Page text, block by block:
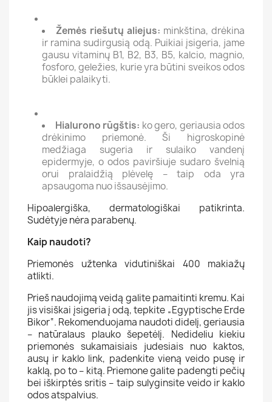
Žemės riešutų aliejus: minkština, drėkina
ir ramina sudirgusią odą. Puikiai įsigeria, jame
gausu vitaminų B1, B2, B3, B5, kalcio, magnio,
fosforo, geležies, kurie yra būtini sveikos odos
būklei palaikyti.
Hialurono rūgštis: ko gero, geriausia odos
drėkinimo priemonė. Ši higroskopinė
medžiaga sugeria ir sulaiko vandenį
epidermyje, o odos paviršiuje sudaro švelnią
orui pralaidžią plėvelę – taip oda yra
apsaugoma nuo išsausėjimo.
Hipoalergiška, dermatologiškai patikrinta.
Sudėtyje nėra parabenų.
Kaip naudoti?
Priemonės užtenka vidutiniškai 400 makiažų
atlikti.
Prieš naudojimą veidą galite pamaitinti kremu. Kai
jis visiškai įsigeria į odą, tepkite „Egyptische Erde
Bikor“. Rekomenduojama naudoti didelį, geriausia
– natūralaus plauko šepetėlį. Nedideliu kiekiu
priemonės sukamaisiais judesiais nuo kaktos,
ausų ir kaklo link, padenkite vieną veido pusę ir
kaklą, po to – kitą. Priemone galite padengti pečių
bei iškirptės sritis – taip sulyginsite veido ir kaklo
odos atspalvius.